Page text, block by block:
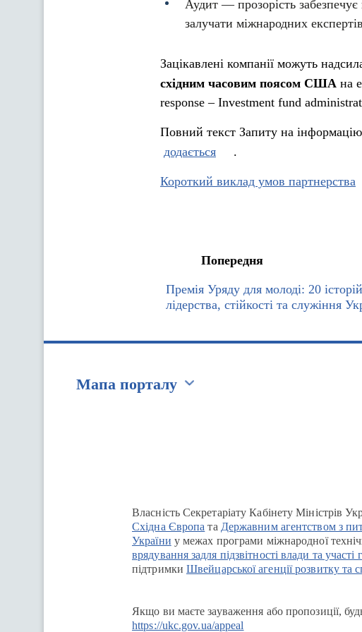
Аудит — прозорість
залучати міжнародних
Зацікавлені компанії можуть
східним часовим поясом США на
response – Investment fund
Повний текст Запиту на
додається
.
Короткий виклад умов партнерства
Попередня
Премія Уряду для молоді: 20 історій
лідерства, стійкості та служіння
Мапа порталу
Власність Секретаріату Кабінету Міністрів
Східна Європа та Державним агентством з
України у межах програми міжнародної
врядування задля підзвітності влади та участі
підтримки Швейцарської агенції розвитку та
Якщо ви маєте зауваження або пропозиції,
https://ukc.gov.ua/appeal